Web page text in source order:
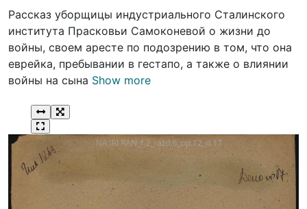
Рассказ уборщицы индустриального Сталинского
института Прасковьи Самоконевой о жизни до
войны, своем аресте по подозрению в том, что она
еврейка, пребывании в гестапо, а также о влиянии
войны на сына Show more